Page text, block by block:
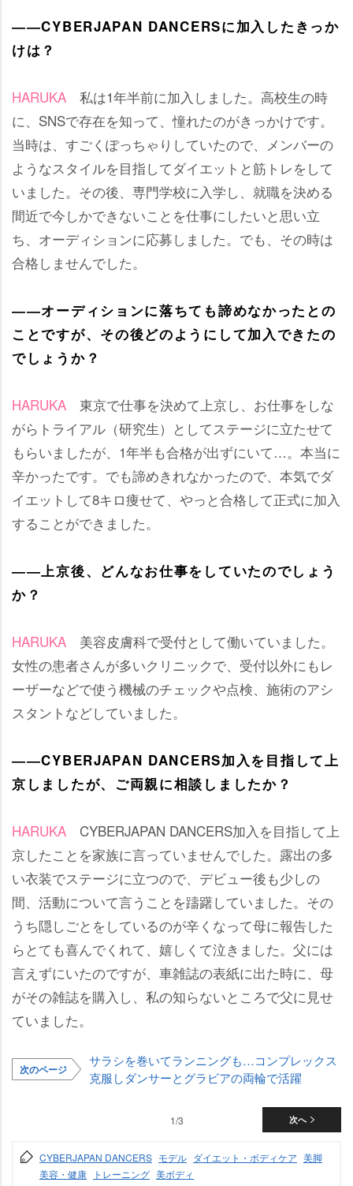
――CYBERJAPAN DANCERSに加入したきっか
けは？
HARUKA 私は1年半前に加入しました。高校生の時
に、SNSで存在を知って、憧れたのがきっかけです。
当時は、すごくぽっちゃりしていたので、メンバーの
ようなスタイルを目指してダイエットと筋トレをして
いました。その後、専門学校に入学し、就職を決める
間近で今しかできないことを仕事にしたいと思い立
ち、オーディションに応募しました。でも、その時は
合格しませんでした。
――オーディションに落ちても諦めなかったとの
ことですが、その後どのようにして加入できたの
でしょうか？
HARUKA 東京で仕事を決めて上京し、お仕事をしな
がらトライアル（研究生）としてステージに立たせて
もらいましたが、1年半も合格が出ずにいて…。本当に
辛かったです。でも諦めきれなかったので、本気でダ
イエットして8キロ痩せて、やっと合格して正式に加入
することができました。
――上京後、どんなお仕事をしていたのでしょう
か？
HARUKA 美容皮膚科で受付として働いていました。
女性の患者さんが多いクリニックで、受付以外にもレ
ーザーなどで使う機械のチェックや点検、施術のアシ
スタントなどしていました。
――CYBERJAPAN DANCERS加入を目指して上
京しましたが、ご両親に相談しましたか？
HARUKA CYBERJAPAN DANCERS加入を目指して上
京したことを家族に言っていませんでした。露出の多
い衣装でステージに立つので、デビュー後も少しの
間、活動について言うことを躊躇していました。その
うち隠しごとをしているのが辛くなって母に報告した
らとても喜んでくれて、嬉しくて泣きました。父には
言えずにいたのですが、車雑誌の表紙に出た時に、母
がその雑誌を購入し、私の知らないところで父に見せ
ていました。
次のページ
サラシを巻いてランニングも…コンプレックス
克服しダンサーとグラビアの両輪で活躍
次へ
1/3
CYBERJAPAN DANCERS モデル ダイエット・ボディケア 美脚
美容・健康
トレーニング 美ボディ